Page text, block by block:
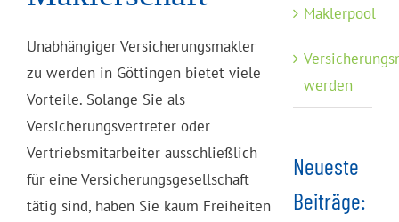
Unabhängiger Versicherungsmakler
zu werden in Göttingen bietet viele
Vorteile. Solange Sie als
Versicherungsvertreter oder
Vertriebsmitarbeiter ausschließlich
für eine Versicherungsgesellschaft
tätig sind, haben Sie kaum Freiheiten
Maklerpool
werden
Neueste
Beiträge: